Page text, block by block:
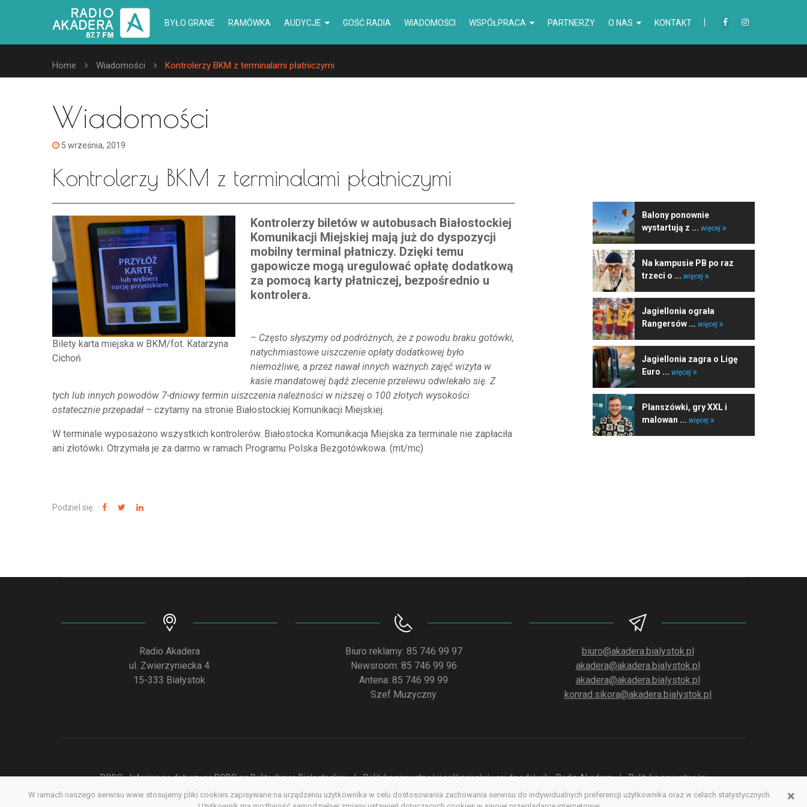
BYŁO GRANE RAMÓWKA AUDYCJE GOŚĆ RADIA WIADOMOŚCI WSPÓŁPRACA PARTNERZY O NAS KONTAKT
Home Wiadomości Kontrolerzy BKM z terminalami płatniczymi
Wiadomości
5 września, 2019
Kontrolerzy BKM z terminalami płatniczymi
Bilety karta miejska w BKM/fot. Katarzyna
Cichoń
Kontrolerzy biletów w autobusach Białostockiej
Komunikacji Miejskiej mają już do dyspozycji
mobilny terminal płatniczy. Dzięki temu
gapowicze mogą uregulować opłatę dodatkową
za pomocą karty płatniczej, bezpośrednio u
kontrolera.
– Często słyszymy od podróżnych, że z powodu braku gotówki,
natychmiastowe uiszczenie opłaty dodatkowej było
niemożliwe, a przez nawał innych ważnych zajęć wizyta w
kasie mandatowej bądź zlecenie przelewu odwlekało się. Z
tych lub innych powodów 7-dniowy termin uiszczenia należności w niższej o 100 złotych wysokości
ostatecznie przepadał– czytamy na stronie Białostockiej Komunikacji Miejskiej.
W terminale wyposażono wszystkich kontrolerów. Białostocka Komunikacja Miejska za terminale nie zapłaciła
ani złotówki. Otrzymała je za darmo w ramach Programu Polska Bezgotówkowa. (mt/mc)
Podziel się:
Balony ponownie
wystartują z ... więcej
Na kampusie PB po raz
trzeci o ... więcej
Jagiellonia ograła
Rangersów ... więcej
Jagiellonia zagra o Ligę
Euro ... więcej
Planszówki, gry XXL i
malowan ... więcej
Radio Akadera
ul. Zwierzyniecka 4
15-333 Białystok
Biuro reklamy: 85 746 99 97
Newsroom: 85 746 99 96
Antena: 85 746 99 99
Szef Muzyczny
biuro@akadera.bialystok.pl
akadera@akadera.bialystok.pl
akadera@akadera.bialystok.pl
konrad.sikora@akadera.bialystok.pl
RODO - Informacje dotyczące RODO na Politechnice Białostockiej Polityka prywatności aplikacji służącej do odsłuchu Radia Akadera
Polityka prywatności
Deklaracja dostępności
Redakcja serwisu www Poprzednia wersja serwisu www ×
W ramach naszego serwisu www stosujemy pliki cookies zapisywane na urządzeniu użytkownika w celu dostosowania zachowania serwisu do indywidualnych preferencji użytkownika oraz w celach statystycznych.